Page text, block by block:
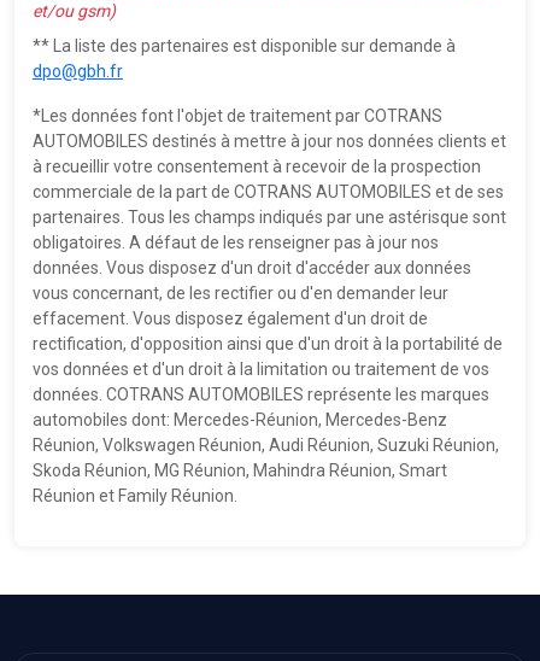
et/ou gsm)
** La liste des partenaires est disponible sur demande à
dpo@gbh.fr
*Les données font l'objet de traitement par COTRANS
AUTOMOBILES destinés à mettre à jour nos données clients et
à recueillir votre consentement à recevoir de la prospection
commerciale de la part de COTRANS AUTOMOBILES et de ses
partenaires. Tous les champs indiqués par une astérisque sont
obligatoires. A défaut de les renseigner pas à jour nos
données. Vous disposez d'un droit d'accéder aux données
vous concernant, de les rectifier ou d'en demander leur
effacement. Vous disposez également d'un droit de
rectification, d'opposition ainsi que d'un droit à la portabilité de
vos données et d'un droit à la limitation ou traitement de vos
données. COTRANS AUTOMOBILES représente les marques
automobiles dont: Mercedes-Réunion, Mercedes-Benz
Réunion, Volkswagen Réunion, Audi Réunion, Suzuki Réunion,
Skoda Réunion, MG Réunion, Mahindra Réunion, Smart
Réunion et Family Réunion.